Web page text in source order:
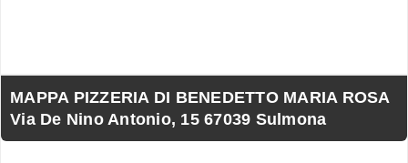
MAPPA PIZZERIA DI BENEDETTO MARIA ROSA
Via De Nino Antonio, 15 67039 Sulmona